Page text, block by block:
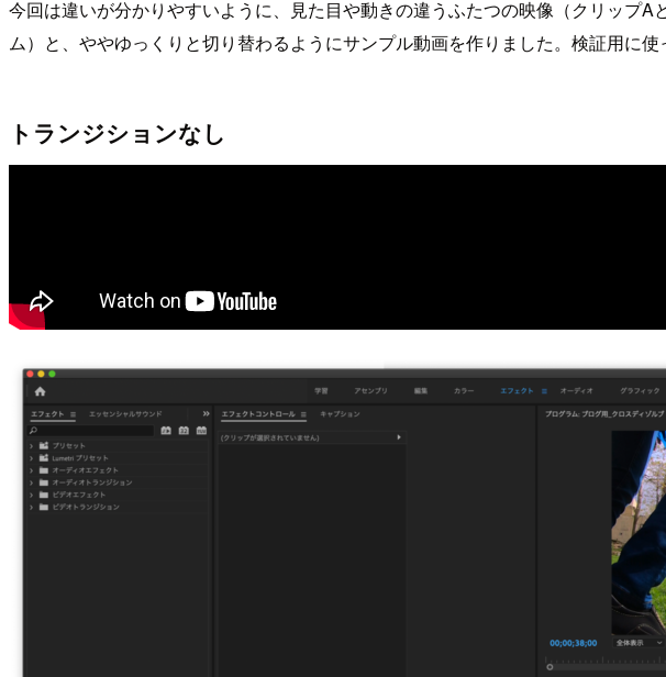
今回は違いが分かりやすいように、見た目や動きの違うふたつの映像（クリップ
ム）と、ややゆっくりと切り替わるようにサンプル動画を作りました。検証用に
トランジションなし